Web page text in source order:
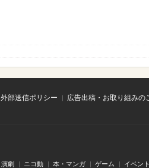
外部送信ポリシー
広告出稿・お取り組みの
演劇 ニコ動 本・マンガ ゲーム イベント